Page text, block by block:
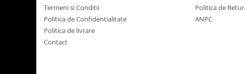
Termeni si Conditii
Politica de Confidentialitate
Politica de livrare
Contact
Politica de Retur
ANPC